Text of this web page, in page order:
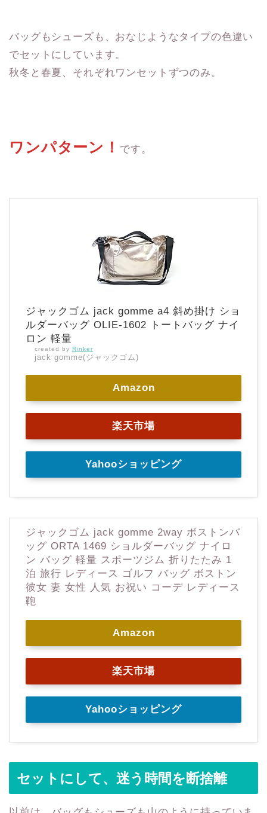
バッグもシューズも、おなじようなタイプの色違い
でセットにしています。
秋冬と春夏、それぞれワンセットずつのみ。
ワンパターン！ です。
ジャックゴム jack gomme a4 斜め掛け ショ
ルダーバッグ OLIE-1602 トートバッグ ナイ
ロン 軽量
created by Rinker
jack gomme(ジャックゴム)
Amazon
楽天市場
Yahooショッピング
ジャックゴム jack gomme 2way ボストンバ
ッグ ORTA 1469 ショルダーバッグ ナイロ
ン バッグ 軽量 スポーツジム 折りたたみ 1
泊 旅行 レディース ゴルフ バッグ ボストン
彼女 妻 女性 人気 お祝い コーデ レディース
鞄
Amazon
楽天市場
Yahooショッピング
セットにして、迷う時間を断捨離